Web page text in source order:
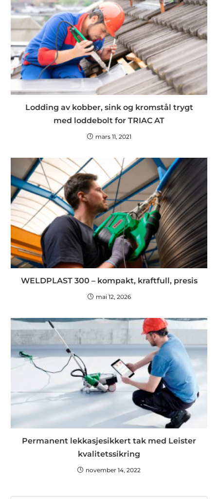
Lodding av kobber, sink og kromstål trygt
med loddebolt for TRIAC AT
mars 11, 2021
WELDPLAST 300 – kompakt, kraftfull, presis
mai 12, 2026
Permanent lekkasjesikkert tak med Leister
kvalitetssikring
november 14, 2022